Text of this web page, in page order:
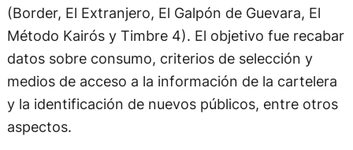
(Border, El Extranjero, El Galpón de Guevara, El
Método Kairós y Timbre 4). El objetivo fue recabar
datos sobre consumo, criterios de selección y
medios de acceso a la información de la cartelera
y la identificación de nuevos públicos, entre otros
aspectos.